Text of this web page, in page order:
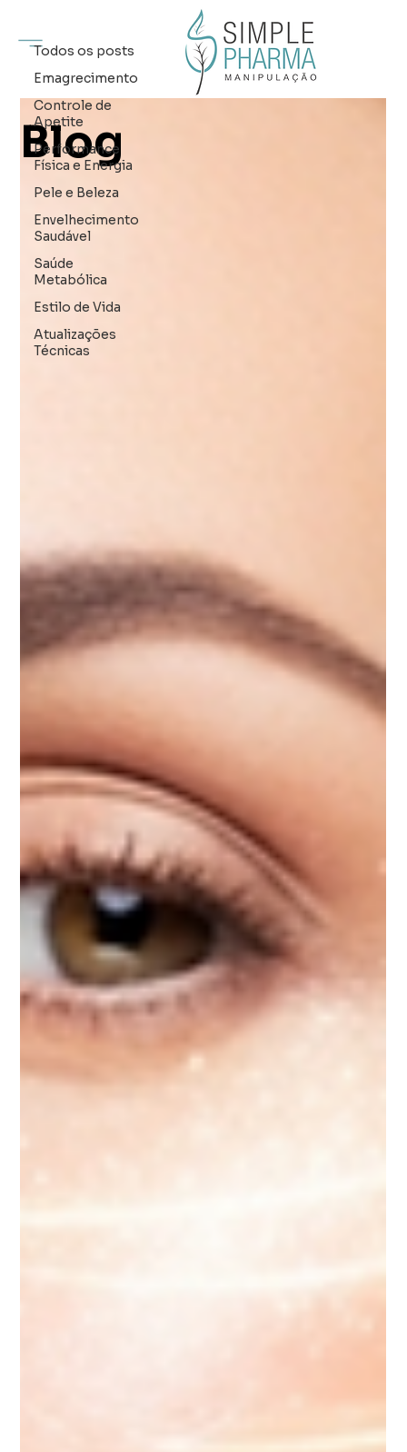
Todos os posts
Emagrecimento
Controle de
Apetite
Performance
Física e Energia
Pele e Beleza
Envelhecimento
Saudável
Saúde
Metabólica
Estilo de Vida
Atualizações
Técnicas
Blog